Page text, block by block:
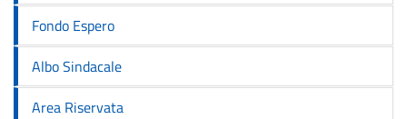
Fondo Espero
Albo Sindacale
Area Riservata